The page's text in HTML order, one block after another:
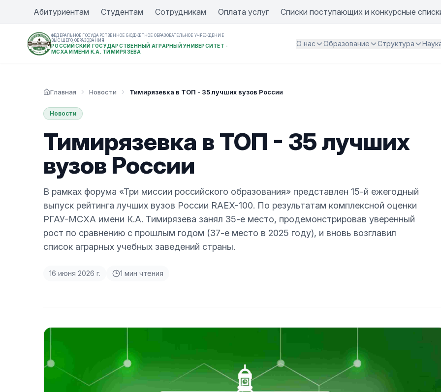
Абитуриентам Студентам Сотрудникам Оплата услуг Списки поступающих и конкурсные
ФЕДЕРАЛЬНОЕ ГОСУДАРСТВЕННОЕ БЮДЖЕТНОЕ ОБРАЗОВАТЕЛЬНОЕ УЧРЕЖДЕНИЕ
ВЫСШЕГО ОБРАЗОВАНИЯ
РОССИЙСКИЙ ГОСУДАРСТВЕННЫЙ АГРАРНЫЙ УНИВЕРСИТЕТ -
МСХА ИМЕНИ К.А. ТИМИРЯЗЕВА
О нас Образование Структура
Главная Новости Тимирязевка в ТОП - 35 лучших вузов России
Новости
Тимирязевка в ТОП - 35 лучших
вузов России
В рамках форума «Три миссии российского образования» представлен 15-й ежегодный
выпуск рейтинга лучших вузов России RAEX-100. По результатам комплексной оценки
РГАУ-МСХА имени К.А. Тимирязева занял 35-е место, продемонстрировав уверенный
рост по сравнению с прошлым годом (37-е место в 2025 году), и вновь возглавил
список аграрных учебных заведений страны.
16 июня 2026 г. 1 мин чтения